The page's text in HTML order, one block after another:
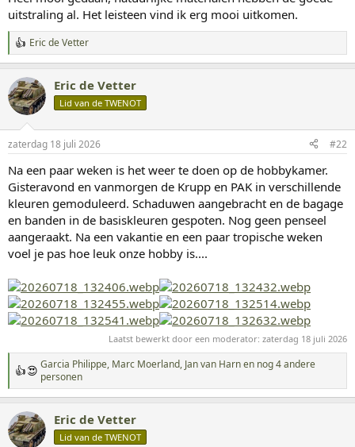
n
:
uitstraling al. Het leisteen vind ik erg mooi uitkomen.
W
a
r
d
e
n
e
n
:
Eric de Vetter
Eric de Vetter
Lid van de TWENOT
zaterdag 18 juli 2026 #22
Na een paar weken is het weer te doen op de hobbykamer.
Gisteravond en vanmorgen de Krupp en PAK in verschillende
kleuren gemoduleerd. Schaduwen aangebracht en de bagage
en banden in de basiskleuren gespoten. Nog geen penseel
aangeraakt. Na een vakantie en een paar tropische weken
voel je pas hoe leuk onze hobby is....
Laatst bewerkt door een moderator: zaterdag 18 juli 2026
W
a
a
r
d
e
Garcia Philippe, Marc Moerland, Jan van Harnen nog 4 andere
personen
Eric de Vetter
Lid van de TWENOT